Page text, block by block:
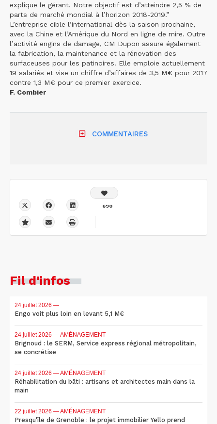
explique le gérant. Notre objectif est d’atteindre 2,5 % de
parts de marché mondial à l’horizon 2018-2019.”
L’entreprise cible l’international dès la saison prochaine,
avec la Chine et l’Amérique du Nord en ligne de mire. Outre
l’activité engins de damage, CM Dupon assure également
la fabrication, la maintenance et la rénovation des
surfaceuses pour les patinoires. Elle emploie actuellement
19 salariés et vise un chiffre d’affaires de 3,5 M€ pour 2017
contre 1,3 M€ pour ce premier exercice.
F. Combier
COMMENTAIRES
690
Fil d'infos
24 juillet 2026 —
Engo voit plus loin en levant 5,1 M€
24 juillet 2026 — AMÉNAGEMENT
Brignoud : le SERM, Service express régional métropolitain,
se concrétise
24 juillet 2026 — AMÉNAGEMENT
Réhabilitation du bâti : artisans et architectes main dans la
main
22 juillet 2026 — AMÉNAGEMENT
Presqu'île de Grenoble : le projet immobilier Yello prend